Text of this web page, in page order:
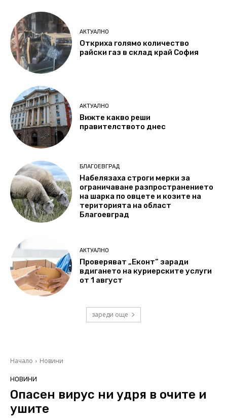
АКТУАЛНО
Откриха голямо количество
райски газ в склад край София
АКТУАЛНО
Вижте какво реши
правителството днес
БЛАГОЕВГРАД
Набелязаха строги мерки за
ограничаване разпространението
на шарка по овцете и козите на
територията на област
Благоевград
АКТУАЛНО
Проверяват „Еконт“ заради
вдигането на куриерските услуги
от 1 август
зареди още